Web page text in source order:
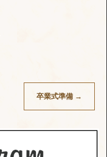
卒業式準備 →